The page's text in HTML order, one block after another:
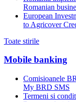
Romanian
European
to Agricover
Toate stirile
Mobile banking
Comisioanele
My BRD SMS
Termeni si